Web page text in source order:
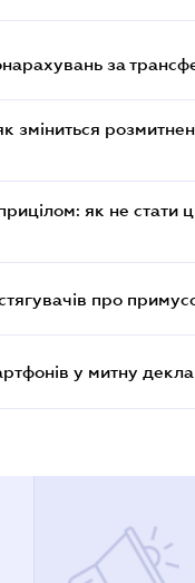
за
зміниться
як не стати
про
у митну